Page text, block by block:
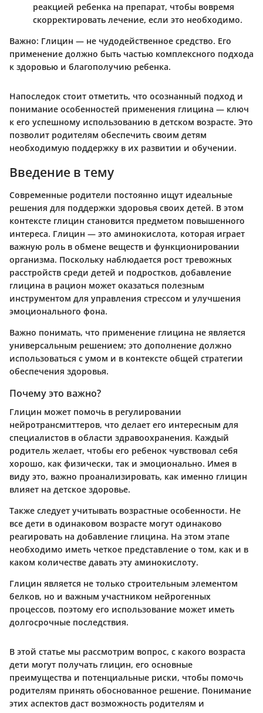
реакцией ребенка на препарат, чтобы вовремя
скорректировать лечение, если это необходимо.
Важно: Глицин — не чудодейственное средство. Его
применение должно быть частью комплексного подхода
к здоровью и благополучию ребенка.
Напоследок стоит отметить, что осознанный подход и
понимание особенностей применения глицина — ключ
к его успешному использованию в детском возрасте. Это
позволит родителям обеспечить своим детям
необходимую поддержку в их развитии и обучении.
Введение в тему
Современные родители постоянно ищут идеальные
решения для поддержки здоровья своих детей. В этом
контексте глицин становится предметом повышенного
интереса. Глицин — это аминокислота, которая играет
важную роль в обмене веществ и функционировании
организма. Поскольку наблюдается рост тревожных
расстройств среди детей и подростков, добавление
глицина в рацион может оказаться полезным
инструментом для управления стрессом и улучшения
эмоционального фона.
Важно понимать, что применение глицина не является
универсальным решением; это дополнение должно
использоваться с умом и в контексте общей стратегии
обеспечения здоровья.
Почему это важно?
Глицин может помочь в регулировании
нейротрансмиттеров, что делает его интересным для
специалистов в области здравоохранения. Каждый
родитель желает, чтобы его ребенок чувствовал себя
хорошо, как физически, так и эмоционально. Имея в
виду это, важно проанализировать, как именно глицин
влияет на детское здоровье.
Также следует учитывать возрастные особенности. Не
все дети в одинаковом возрасте могут одинаково
реагировать на добавление глицина. На этом этапе
необходимо иметь четкое представление о том, как и в
каком количестве давать эту аминокислоту.
Глицин является не только строительным элементом
белков, но и важным участником нейрогенных
процессов, поэтому его использование может иметь
долгосрочные последствия.
В этой статье мы рассмотрим вопрос, с какого возраста
дети могут получать глицин, его основные
преимущества и потенциальные риски, чтобы помочь
родителям принять обоснованное решение. Понимание
этих аспектов даст возможность родителям и